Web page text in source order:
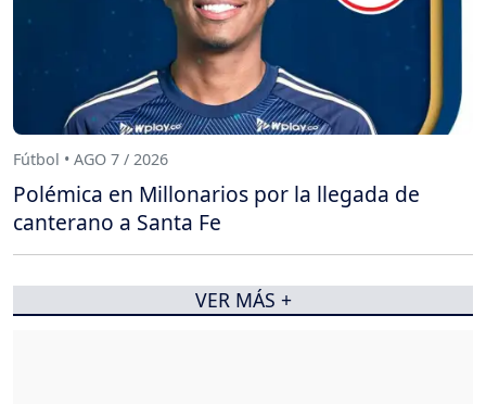
Fútbol • AGO 7 / 2026
Polémica en Millonarios por la llegada de
canterano a Santa Fe
VER MÁS +